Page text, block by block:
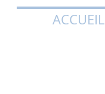
ACCUEIL